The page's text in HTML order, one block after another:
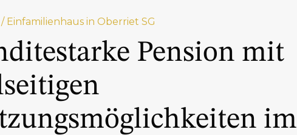
Einfamilienhaus in Oberriet SG
Pension mit
im